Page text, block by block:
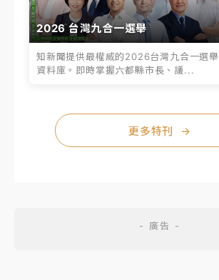
2026 台灣九合一選舉
知新聞提供最權威的2026台灣九合一選舉
資料庫。即時掌握六都縣市長、議...
更多特刊 →